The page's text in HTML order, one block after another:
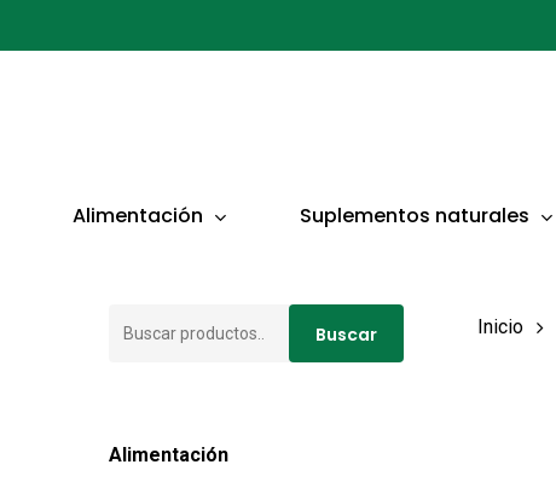
al
Presionar ENTER para buscar o ESC para cerrar
Alimentación Suplementos naturales
Buscar
Alimentación
Inicio